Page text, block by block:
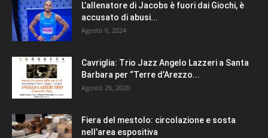
L’allenatore di Jacobs è fuori dai Giochi, è
accusato di abusi...
Agosto 6, 2024
Cavriglia: Trio Jazz Angelo Lazzeri a Santa
Barbara per “Terre d’Arezzo...
Agosto 26, 2020
Fiera del mestolo: circolazione e sosta
nell’area espositiva